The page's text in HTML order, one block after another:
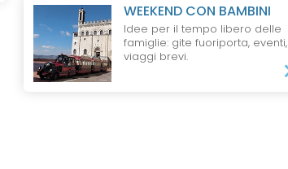
WEEKEND CON BAMBINI
Idee per il tempo libero delle
famiglie: gite fuoriporta, eventi,
viaggi brevi.